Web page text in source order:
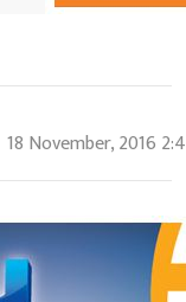
18 November, 2016